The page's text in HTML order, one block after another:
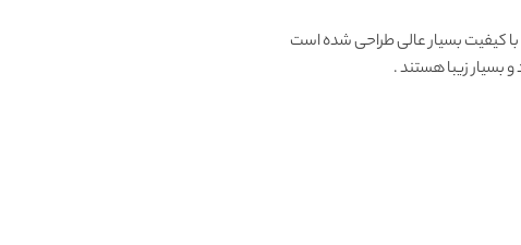
کیفیت بسیار عالی طراحی شده است
بسیار زیبا هستند .